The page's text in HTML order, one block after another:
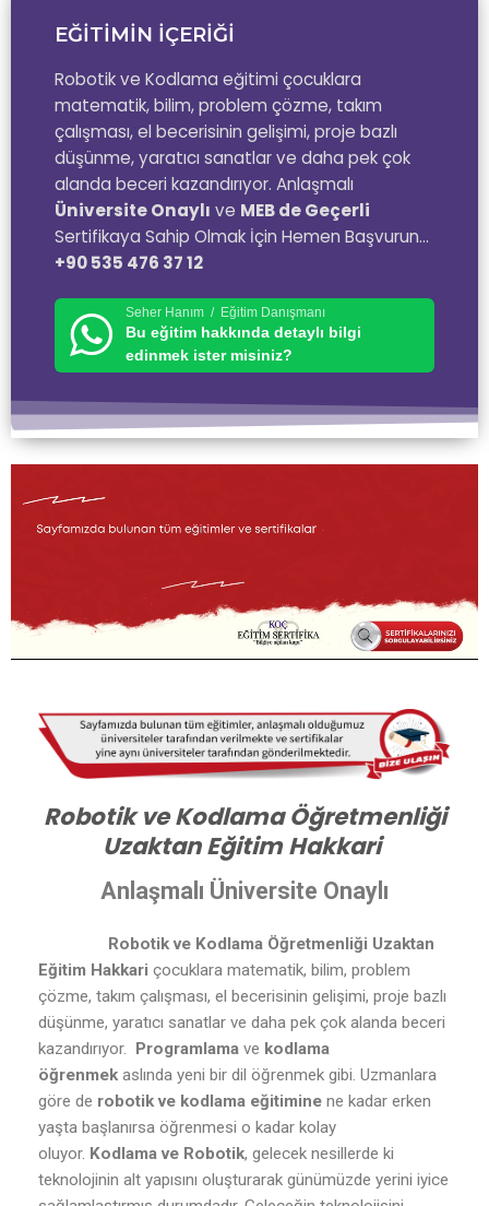
EĞİTİMİN İÇERİĞİ
Robotik ve Kodlama eğitimi çocuklara
matematik, bilim, problem çözme, takım
çalışması, el becerisinin gelişimi, proje bazlı
düşünme, yaratıcı sanatlar ve daha pek çok
alanda beceri kazandırıyor. Anlaşmalı
Üniversite Onaylı ve MEB de Geçerli
Sertifikaya Sahip Olmak İçin Hemen Başvurun…
+90 535 476 37 12
Seher Hanım / Eğitim Danışmanı
Bu eğitim hakkında detaylı bilgi
edinmek ister misiniz?
Robotik ve Kodlama Öğretmenliği
Uzaktan Eğitim Hakkari
Anlaşmalı Üniversite Onaylı
Robotik ve Kodlama Öğretmenliği Uzaktan
Eğitim Hakkari çocuklara matematik, bilim, problem
çözme, takım çalışması, el becerisinin gelişimi, proje bazlı
düşünme, yaratıcı sanatlar ve daha pek çok alanda beceri
kazandırıyor.
Programlama ve kodlama
öğrenmek aslında yeni bir dil öğrenmek gibi. Uzmanlara
göre de robotik ve kodlama eğitimine ne kadar erken
yaşta başlanırsa öğrenmesi o kadar kolay
oluyor. Kodlama ve Robotik, gelecek nesillerde ki
teknolojinin alt yapısını oluşturarak günümüzde yerini iyice